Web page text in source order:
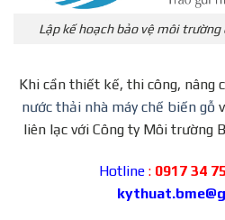
Lập kế hoạch bảo vệ môi
Khi cần thiết kế, thi công, nâng
nước thải nhà máy chế biến gỗ
liên lạc với Công ty Môi trường
Hotline : 0917 34